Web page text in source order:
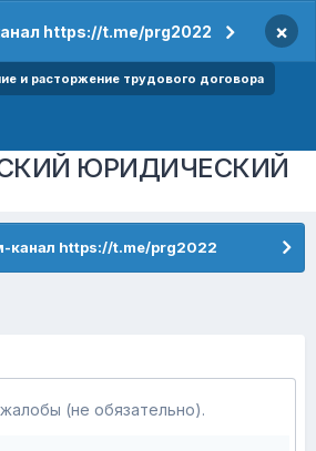
https://t.me/prg2022 ×
и расторжение трудового договора
ЮРИДИЧЕСКИЙ
канал https://t.me/prg2022
(не обязательно).